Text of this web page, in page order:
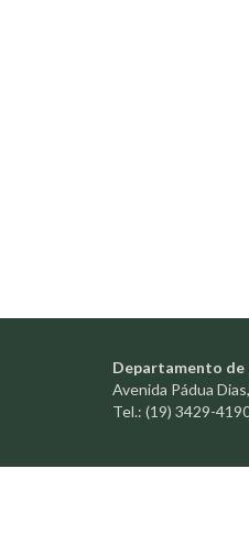
Departamento de
Avenida Pádua
Tel.: (19) 3429-